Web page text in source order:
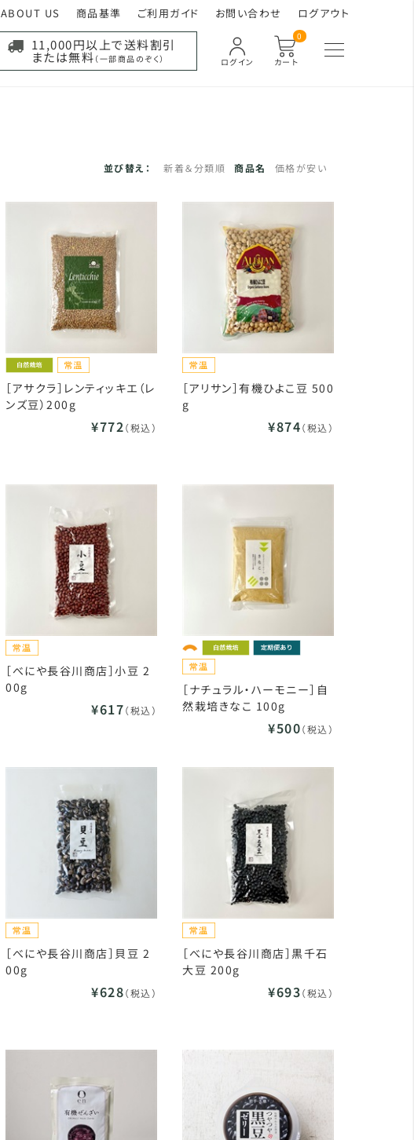
ABOUT US 商品基準 ご利用ガイド お問い合わせ ログアウト
カート
0
ログイン
11,000円以上で送料割引
または無料 （一部商品のぞく）
並び替え： 新着＆分類順 商品名 価格が安い
［アサクラ］レンティッキエ（レ
ンズ豆）200g
¥772（税込）
［アリサン］有機ひよこ豆 500
g
¥874（税込）
［べにや長谷川商店］小豆 2
00g
¥617（税込）
［ナチュラル・ハーモニー］自
然栽培きなこ 100g
¥500（税込）
［べにや長谷川商店］貝豆 2
00g
¥628（税込）
［べにや長谷川商店］黒千石
大豆 200g
¥693（税込）